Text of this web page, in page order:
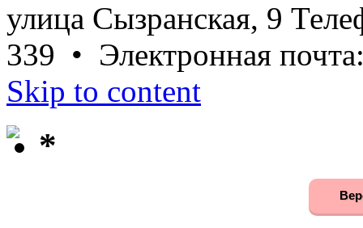
улица Сызранская, 9
339 • Электронная
Skip to content
*